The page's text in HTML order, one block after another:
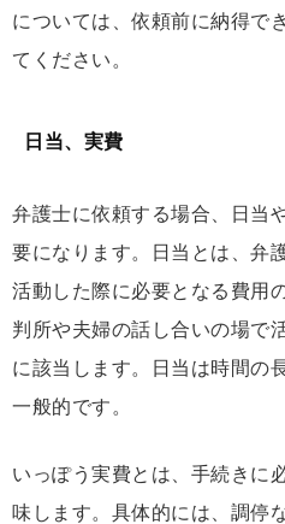
については、依頼前に納得で
てください。
日当、実費
弁護士に依頼する場合、日当
要になります。日当とは、弁
活動した際に必要となる費用
判所や夫婦の話し合いの場で
に該当します。日当は時間の
一般的です。
いっぽう実費とは、手続きに
味します。具体的には、調停